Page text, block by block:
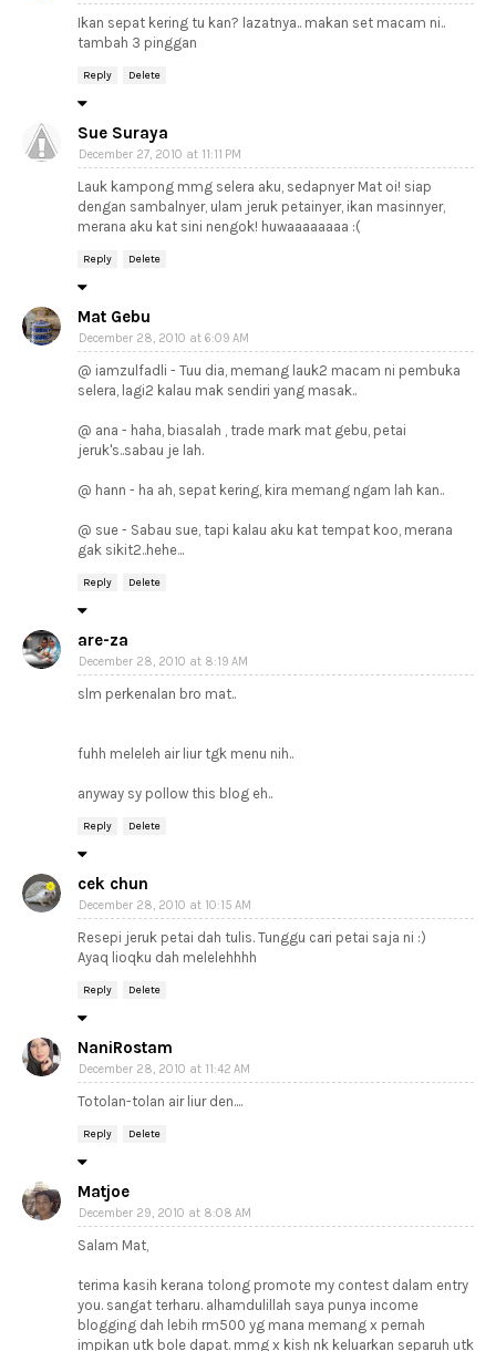
Ikan sepat kering tu kan? lazatnya.. makan set macam ni..
tambah 3 pinggan
Reply Delete
Sue Suraya
December 27, 2010 at 11:11 PM
Lauk kampong mmg selera aku, sedapnyer Mat oi! siap
dengan sambalnyer, ulam jeruk petainyer, ikan masinnyer,
merana aku kat sini nengok! huwaaaaaaaa :(
Reply Delete
Mat Gebu
December 28, 2010 at 6:09 AM
@ iamzulfadli - Tuu dia, memang lauk2 macam ni pembuka
selera, lagi2 kalau mak sendiri yang masak..
@ ana - haha, biasalah , trade mark mat gebu, petai
jeruk's..sabau je lah.
@ hann - ha ah, sepat kering, kira memang ngam lah kan..
@ sue - Sabau sue, tapi kalau aku kat tempat koo, merana
gak sikit2..hehe...
Reply Delete
are-za
December 28, 2010 at 8:19 AM
slm perkenalan bro mat..
fuhh meleleh air liur tgk menu nih..
anyway sy pollow this blog eh..
Reply Delete
cek chun
December 28, 2010 at 10:15 AM
Resepi jeruk petai dah tulis. Tunggu cari petai saja ni :)
Ayaq lioqku dah melelehhhh
Reply Delete
NaniRostam
December 28, 2010 at 11:42 AM
Totolan-tolan air liur den....
Reply Delete
Matjoe
December 29, 2010 at 8:08 AM
Salam Mat,
terima kasih kerana tolong promote my contest dalam entry
you. sangat terharu. alhamdulillah saya punya income
blogging dah lebih rm500 yg mana memang x pernah
impikan utk bole dapat. mmg x kish nk keluarkan separuh utk